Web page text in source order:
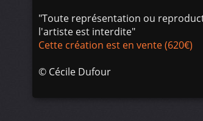
"Toute représentation ou
l'artiste est interdite"
Cette création est en vente (620€)
© Cécile Dufour